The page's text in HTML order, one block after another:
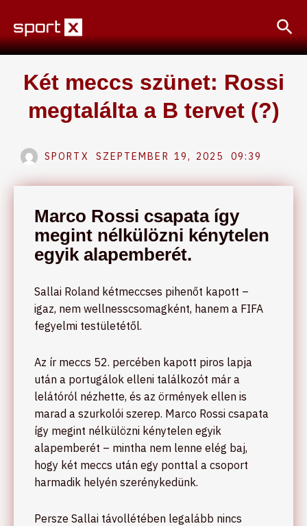
content
Két meccs szünet: Rossi
megtalálta a B tervet (?)
SPORTX SZEPTEMBER 19, 2025 09:39
Marco Rossi csapata így
megint nélkülözni kénytelen
egyik alapemberét.
Sallai Roland kétmeccses pihenőt kapott –
igaz, nem wellnesscsomagként, hanem a FIFA
fegyelmi testületétől.
Az ír meccs 52. percében kapott piros lapja
után a portugálok elleni találkozót már a
lelátóról nézhette, és az örmények ellen is
marad a szurkolói szerep. Marco Rossi csapata
így megint nélkülözni kénytelen egyik
alapemberét – mintha nem lenne elég baj,
hogy két meccs után egy ponttal a csoport
harmadik helyén szerénykedünk.
Persze Sallai távollétében legalább nincs